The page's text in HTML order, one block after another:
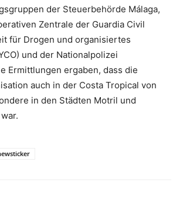
der Steuerbehörde Málaga,
Zentrale der Guardia Civil
für Drogen und organisiertes
und der Nationalpolizei
Ermittlungen ergaben, dass die
auch in der Costa Tropical von
in den Städten Motril und